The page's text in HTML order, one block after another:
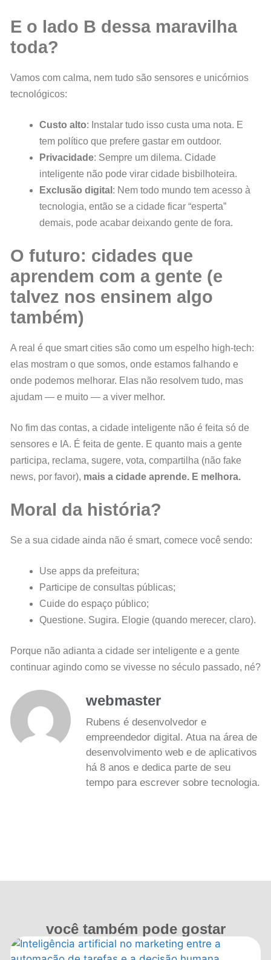
E o lado B dessa maravilha
toda?
Vamos com calma, nem tudo são sensores e unicórnios
tecnológicos:
Custo alto: Instalar tudo isso custa uma nota. E
tem político que prefere gastar em outdoor.
Privacidade: Sempre um dilema. Cidade
inteligente não pode virar cidade bisbilhoteira.
Exclusão digital : Nem todo mundo tem acesso à
tecnologia, então se a cidade ficar “esperta”
demais, pode acabar deixando gente de fora.
O futuro: cidades que
aprendem com a gente (e
talvez nos ensinem algo
também)
A real é que smart cities são como um espelho high-tech:
elas mostram o que somos, onde estamos falhando e
onde podemos melhorar. Elas não resolvem tudo, mas
ajudam — e muito — a viver melhor.
No fim das contas, a cidade inteligente não é feita só de
sensores e IA. É feita de gente. E quanto mais a gente
participa, reclama, sugere, vota, compartilha (não fake
news, por favor), mais a cidade aprende. E melhora.
Moral da história?
Se a sua cidade ainda não é smart, comece você sendo:
Use apps da prefeitura;
Participe de consultas públicas;
Cuide do espaço público;
Questione. Sugira. Elogie (quando merecer, claro).
Porque não adianta a cidade ser inteligente e a gente
continuar agindo como se vivesse no século passado, né?
webmaster
Rubens é desenvolvedor e
empreendedor digital. Atua na área de
desenvolvimento web e de aplicativos
há 8 anos e dedica parte de seu
tempo para escrever sobre tecnologia.
você também pode gostar